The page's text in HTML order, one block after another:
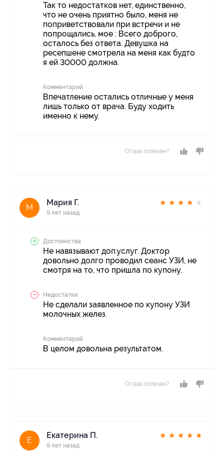
Так то недостатков нет, единственно,
что не очень приятно было, меня не
поприветствовали при встречи и не
попрощались, мое : Всего доброго,
осталось без ответа. Девушка на
ресепшене смотрела на меня как будто
я ей 30000 должна.
Комментарий
Впечатление остались отличные у меня
лишь только от врача. Буду ходить
именно к нему.
Отзыв полезен?
М
Мария Г.
9 лет назад
★ ★ ★ ★ ★
Достоинства
Не навязывают доп.услуг. Доктор
довольно долго проводил сеанс УЗИ, не
смотря на то, что пришла по купону.
Недостатки
Не сделали заявленное по купону УЗИ
молочных желез.
Комментарий
В целом довольна результатом.
Отзыв полезен?
Е
Екатерина П.
9 лет назад
★ ★ ★ ★ ★